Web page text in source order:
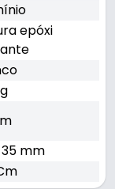
epóxi
35 mm